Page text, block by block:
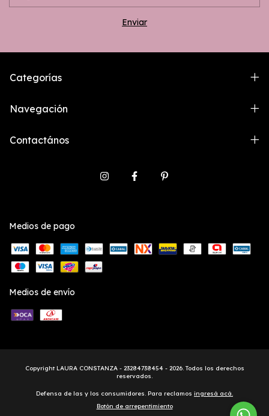
Categorías
Navegación
Contactános
Medios de pago
Medios de envío
Copyright LAURA CONSTANZA - 23284738454 - 2026. Todos los derechos
reservados.
Defensa de las y los consumidores. Para reclamos ingresá acá.
Botón de arrepentimiento